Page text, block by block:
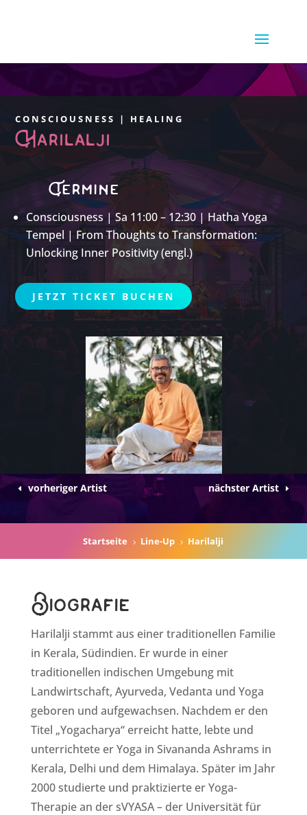
CONSCIOUSNESS | HEALING
Harilalji
Termine
Consciousness | Sa 11:00 – 12:30 | Hatha Yoga
Tempel | From Thoughts to Transformation:
Unlocking Inner Positivity (engl.)
JETZT TICKET BUCHEN
vorheriger Artist nächster Artist
Startseite 5 Line-Up 5 Harilalji
Biografie
Harilalji stammt aus einer traditionellen Familie
in Kerala, Südindien. Er wurde in einer
traditionellen indischen Umgebung mit
Landwirtschaft, Ayurveda, Vedanta und Yoga
geboren und aufgewachsen. Nachdem er den
Titel „Yogacharya“ erreicht hatte, lebte und
unterrichtete er Yoga in Sivananda Ashrams in
Kerala, Delhi und dem Himalaya. Später im Jahr
2000 studierte und praktizierte er Yoga-
Therapie an der sVYASA – der Universität für